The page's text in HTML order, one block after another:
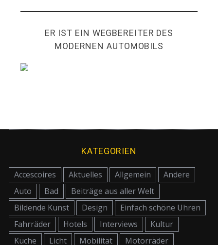
ER IST EIN WEGBEREITER DES
MODERNEN AUTOMOBILS
KATEGORIEN
Accescoires Aktuelles Allgemein
Andere
Auto
Bad
Beiträge aus aller Welt
Bildende Kunst
Design
Einfach schöne Uhren
Fahrräder
Hotels Interviews
Kultur
Küche
Licht Mobilität Motorräder